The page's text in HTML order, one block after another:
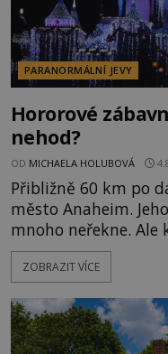
PARANORMÁLNÍ JEVY
Hororové
nehod?
OD MICHAELA HOLUBOVÁ
Přibližně 60 km po
město Anaheim.
mnoho neřekne. Ale
Disneyland, je hned jasno. Zábavní park
poklidném místě
kolem 17 000 000
velká snaha to
ZOBRAZIT VÍCE